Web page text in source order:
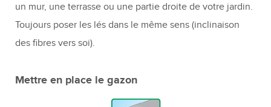
un mur, une terrasse ou une partie droite de votre jardin.
Toujours poser les lés dans le même sens (inclinaison
des fibres vers soi).
Mettre en place le gazon